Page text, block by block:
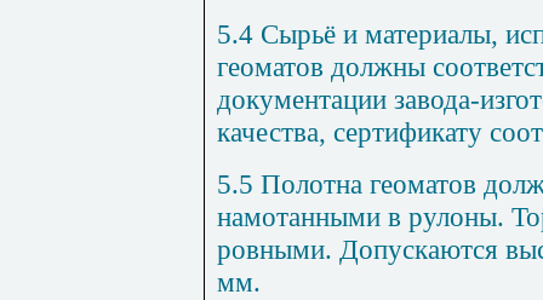
5.4 Сырьё и материалы,
геоматов должны
документации завода-
качества, сертификату
5.5 Полотна геоматов
намотанными в рулоны.
ровными. Допускаются
мм.